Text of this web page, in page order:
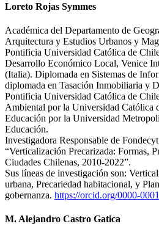
Loreto Rojas Symmes
Académica del Departamento de
Arquitectura y Estudios Urbanos y
Pontificia Universidad Católica de
Desarrollo Económico Local, Venice
(Italia). Diplomada en Sistemas de
diplomada en Tasación Inmobiliaria y
Pontificia Universidad Católica de
Ambiental por la Universidad Católica
Educación por la Universidad
Educación.
Investigadora Responsable de
“Verticalización Precarizada: Formas,
Ciudades Chilenas, 2010-2022”.
Sus líneas de investigación son:
urbana, Precariedad habitacional, y
gobernanza. https://orcid.org/0000-
M. Alejandro Castro Gatica